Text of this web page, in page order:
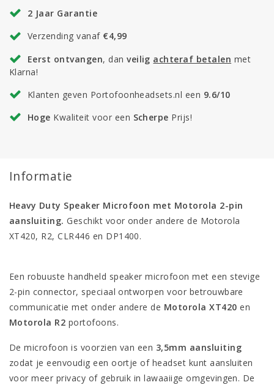
2 Jaar Garantie
Verzending vanaf €4,99
Eerst ontvangen, danveilig achteraf betalen met
Klarna!
Klanten geven Portofoonheadsets.nl een 9.6/10
Hoge Kwaliteit voor een Scherpe Prijs!
Informatie
Heavy Duty Speaker Microfoon met Motorola 2-pin
aansluiting.Geschikt voor onder andere de Motorola
XT420, R2, CLR446 en DP1400.
Een robuuste handheld speaker microfoon met een stevige
2-pin connector, speciaal ontworpen voor betrouwbare
communicatie met onder andere de Motorola XT420 en
Motorola R2 portofoons.
De microfoon is voorzien van een 3,5mm aansluiting
zodat je eenvoudig een oortje of headset kunt aansluiten
voor meer privacy of gebruik in lawaaiige omgevingen. De